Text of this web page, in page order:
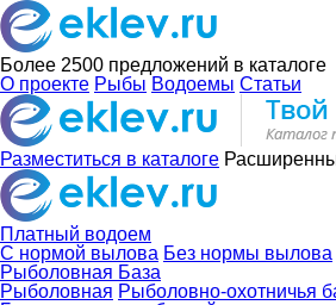
Более 2500 предложений в каталоге
О проекте Рыбы Водоемы Статьи
Разместиться в каталоге
Платный водоем
С нормой вылова Без нормы вылова
Рыболовная База
Рыболовная Рыболовно-охотничья